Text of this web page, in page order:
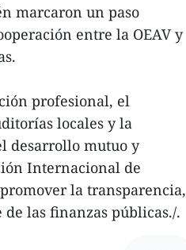
marcaron un paso
entre la OEAV y
profesional, el
locales y la
desarrollo mutuo y
Internacional de
la transparencia,
las finanzas públicas./.